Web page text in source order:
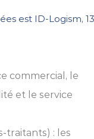
est ID-Logism,
commercial, le
et le service
traitants) : les